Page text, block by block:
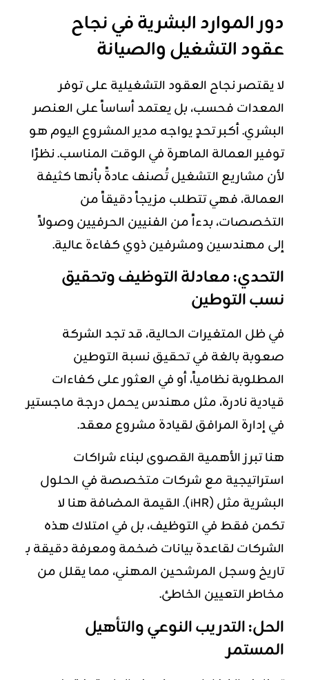
دور الموارد البشرية في نجاح
عقود التشغيل والصيانة
لا يقتصر نجاح العقود التشغيلية على توفر
المعدات فحسب، بل يعتمد أساساً على العنصر
البشري. أكبر تحدٍ يواجه مدير المشروع اليوم هو
توفير العمالة الماهرة في الوقت المناسب. نظرًا
لأن مشاريع التشغيل تُصنف عادةً بأنها كثيفة
العمالة، فهي تتطلب مزيجاً دقيقاً من
التخصصات، بدءاً من الفنيين الحرفيين وصولاً
إلى مهندسين ومشرفين ذوي كفاءة عالية.
التحدي: معادلة التوظيف وتحقيق
نسب التوطين
في ظل المتغيرات الحالية، قد تجد الشركة
صعوبة بالغة في تحقيق نسبة التوطين
المطلوبة نظامياً، أو في العثور على كفاءات
قيادية نادرة، مثل مهندس يحمل درجة ماجستير
في إدارة المرافق لقيادة مشروع معقد.
هنا تبرز الأهمية القصوى لبناء شراكات
استراتيجية مع شركات متخصصة في الحلول
البشرية مثل (iHR). القيمة المضافة هنا لا
تكمن فقط في التوظيف، بل في امتلاك هذه
الشركات لقاعدة بيانات ضخمة ومعرفة دقيقة بـ
تاريخ وسجل المرشحين المهني، مما يقلل من
مخاطر التعيين الخاطئ.
الحل: التدريب النوعي والتأهيل
المستمر